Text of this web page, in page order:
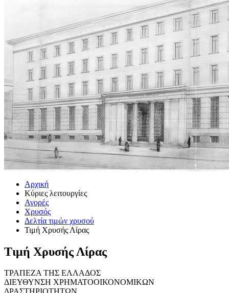
Αρχική
Κύριες λειτουργίες
Αγορές
Χρυσός
Δελτία τιμών χρυσού
Τιμή Χρυσής Λίρας
Τιμή Χρυσής Λίρας
ΤΡΑΠΕΖΑ ΤΗΣ ΕΛΛΑΔΟΣ
ΔΙΕΥΘΥΝΣΗ ΧΡΗΜΑΤΟΟΙΚΟΝΟΜΙΚΩΝ